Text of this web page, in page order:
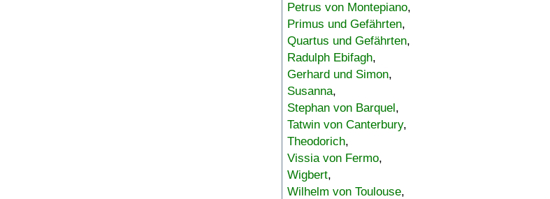
Petrus von Montepiano,
Primus und Gefährten,
Quartus und Gefährten,
Radulph Ebifagh,
Gerhard und Simon,
Susanna,
Stephan von Barquel,
Tatwin von Canterbury,
Theodorich,
Vissia von Fermo,
Wigbert,
Wilhelm von Toulouse,